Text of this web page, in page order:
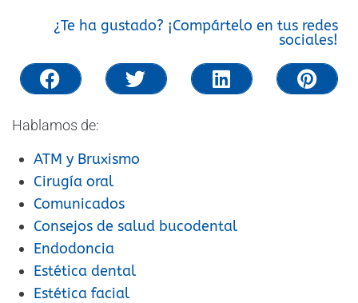
¿Te ha gustado? ¡Compártelo en tus redes
sociales!
Hablamos de:
ATM y Bruxismo
Cirugía oral
Comunicados
Consejos de salud bucodental
Endodoncia
Estética dental
Estética facial